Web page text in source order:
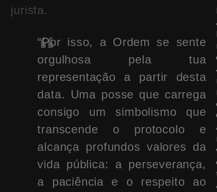
jurista.
“Por isso, a Ordem se sente
orgulhosa pela tua
representação a partir desta
data. Uma posse que carrega
consigo um simbolismo que
transcende o protocolo e
alcança profundos valores da
vida pública: a perseverança,
a paciência e o respeito ao